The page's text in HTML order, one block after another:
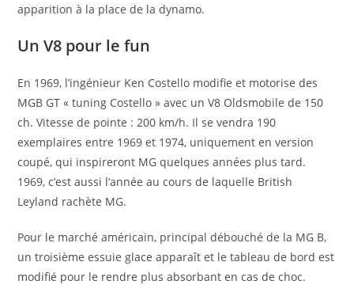
apparition à la place de la dynamo.
Un V8 pour le fun
En 1969, l’ingénieur Ken Costello modifie et motorise des
MGB GT « tuning Costello » avec un V8 Oldsmobile de 150
ch. Vitesse de pointe : 200 km/h. Il se vendra 190
exemplaires entre 1969 et 1974, uniquement en version
coupé, qui inspireront MG quelques années plus tard.
1969, c’est aussi l’année au cours de laquelle British
Leyland rachète MG.
Pour le marché américain, principal débouché de la MG B,
un troisième essuie glace apparaît et le tableau de bord est
modifié pour le rendre plus absorbant en cas de choc.